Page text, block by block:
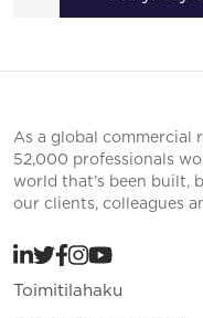
As a global commercial
52,000 professionals
world that’s been built,
our clients, colleagues
Toimitilahaku